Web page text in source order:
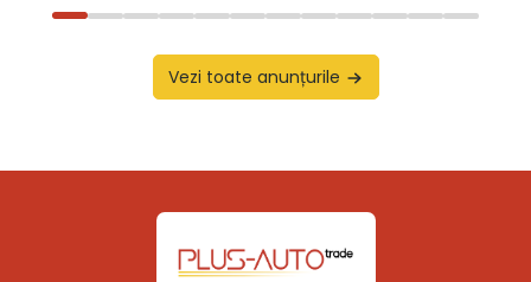
Vezi toate anunțurile